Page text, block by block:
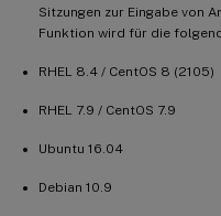
Sitzungen zur Eingabe von
Funktion wird für die
RHEL 8.4 / CentOS 8 (2105)
RHEL 7.9 / CentOS 7.9
Ubuntu 16.04
Debian 10.9